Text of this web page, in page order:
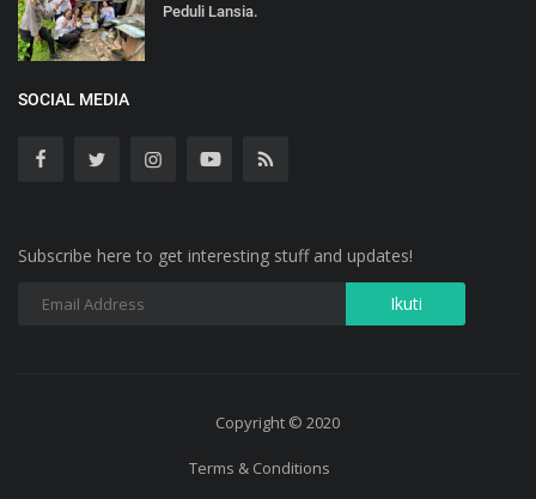
Peduli Lansia.
SOCIAL MEDIA
Subscribe here to get interesting stuff and updates!
Copyright © 2020
Terms & Conditions